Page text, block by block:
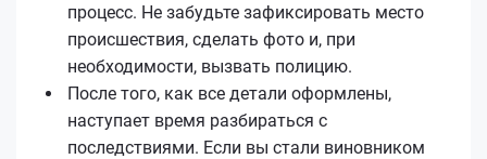
процесс. Не забудьте зафиксировать место
происшествия, сделать фото и, при
необходимости, вызвать полицию.
После того, как все детали оформлены,
наступает время разбираться с
последствиями. Если вы стали виновником